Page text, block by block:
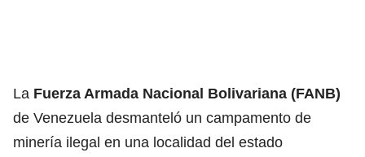
La Fuerza Armada Nacional Bolivariana (FANB)
de Venezuela desmanteló un campamento de
minería ilegal en una localidad del estado